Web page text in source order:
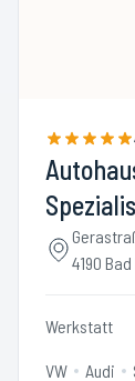
4190
Werkstatt
VW Audi